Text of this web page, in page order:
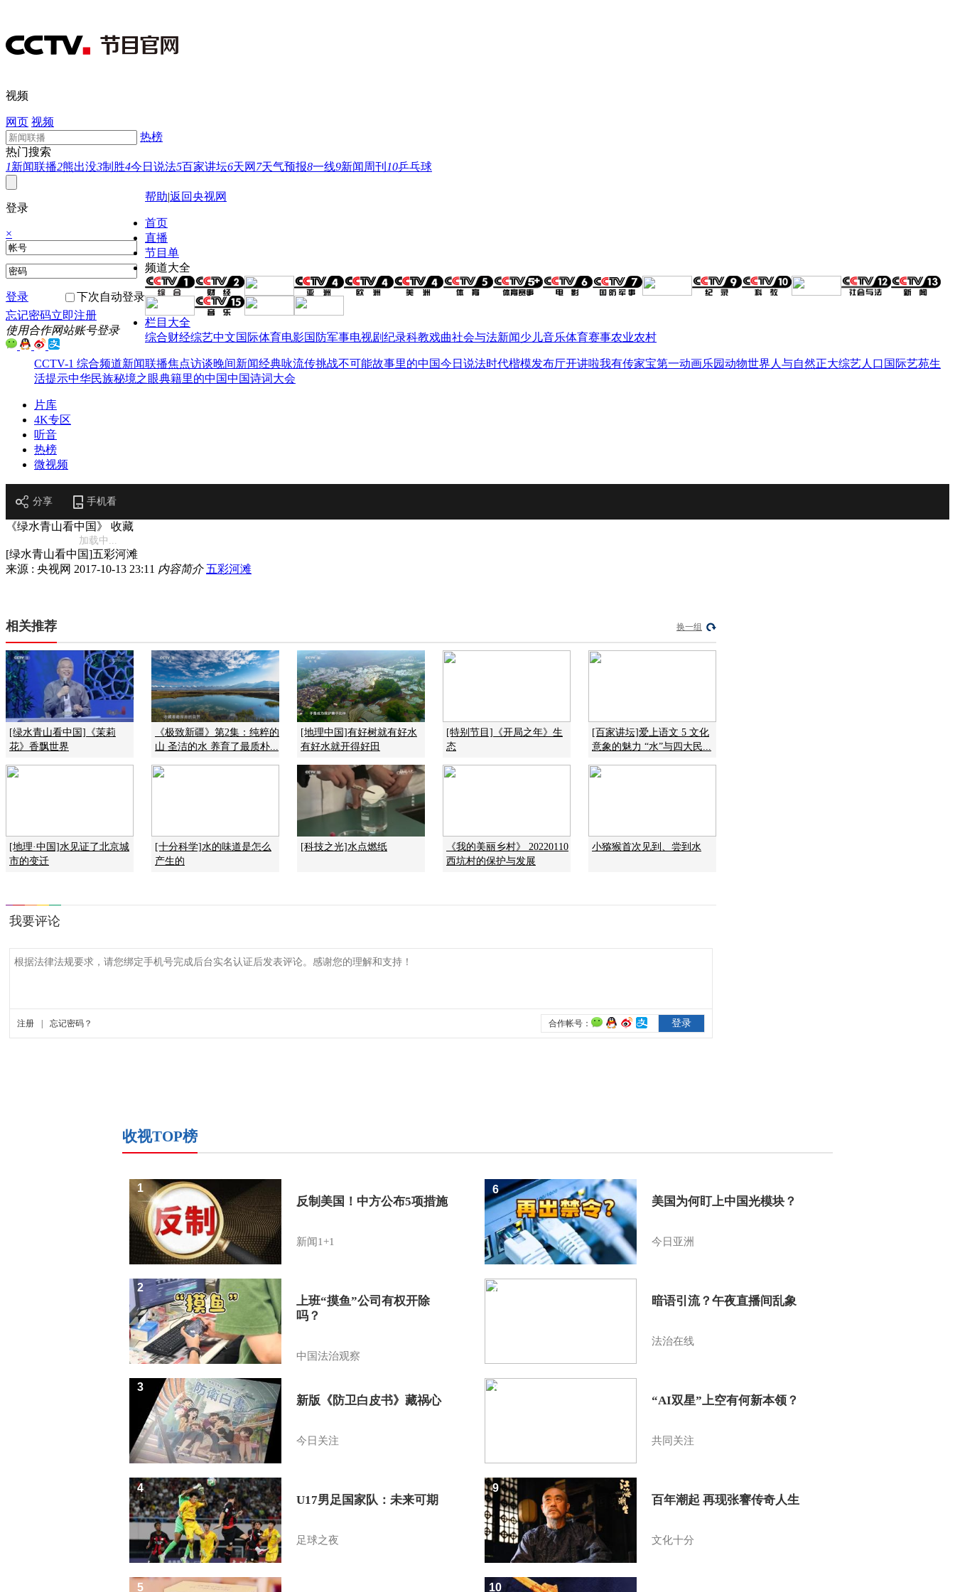
视频
网页 视频
热榜
热门搜索
1新闻联播2熊出没3制胜4今日说法5百家讲坛6天网 7天气预报8一线9新闻周刊 10乒乓球
登录
×
登录
下次自动登录
忘记密码立即注册
使用合作网站账号登录
帮助|返回央视网
首页
直播
节目单
频道大全
栏目大全
综合财经综艺中文国际体育电影国防军事电视剧纪录科教戏曲社会与法新闻少儿音乐体育赛事农业农村
CCTV-1 综合频道新闻联播焦点访谈晚间新闻经典咏流传挑战不可能故事里的中国今日说法时代楷模发布厅开讲啦我有传家宝第一动画乐园动物世界 人与自然正大综艺人口 国际艺苑生
活提示中华民族秘境之眼典籍里的中国中国诗词大会
片库
4K专区
听音
热榜
微视频
分享 手机看
《绿水青山看中国》 收藏
加载中...
[绿水青山看中国]五彩河滩
来源 : 央视网 2017-10-13 23:11 内容简介 五彩河滩
相关推荐 换一组
[绿水青山看中国]《茉莉
花》香飘世界
《极致新疆》第2集：纯粹的
山 圣洁的水 养育了最质朴...
[地理中国]有好树就有好水
有好水就开得好田
[特别节目]《开局之年》生
态
[百家讲坛]爱上语文 5 文化
意象的魅力 “水”与四大民...
[地理·中国]水见证了北京城
市的变迁
[十分科学]水的味道是怎么
产生的
[科技之光]水点燃纸
《我的美丽乡村》 20220110
西坑村的保护与发展
小猕猴首次见到、尝到水
收视TOP榜
反制美国！中方公布5项措施
新闻1+1
1
上班“摸鱼”公司有权开除
吗？
中国法治观察
2
新版《防卫白皮书》藏祸心
今日关注
3
U17男足国家队：未来可期
足球之夜
4
5
美国为何盯上中国光模块？
今日亚洲
6
暗语引流？午夜直播间乱象
法治在线
7
“AI双星”上空有何新本领？
共同关注
8
百年潮起 再现张謇传奇人生
文化十分
9
10